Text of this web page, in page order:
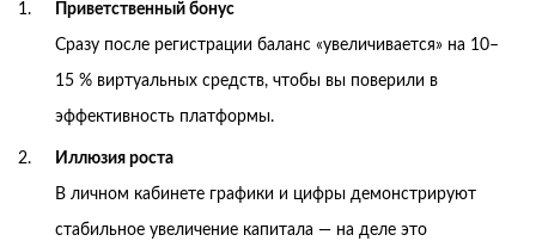
Приветственный бонус
Сразу после регистрации баланс «увеличивается» на 10–
15 % виртуальных средств, чтобы вы поверили в
эффективность платформы.
Иллюзия роста
В личном кабинете графики и цифры демонстрируют
стабильное увеличение капитала — на деле это